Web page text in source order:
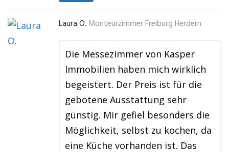
Laura O. Monteurzimmer Freiburg Herdern
Die Messezimmer von Kasper
Immobilien haben mich wirklich
begeistert. Der Preis ist für die
gebotene Ausstattung sehr
günstig. Mir gefiel besonders die
Möglichkeit, selbst zu kochen, da
eine Küche vorhanden ist. Das